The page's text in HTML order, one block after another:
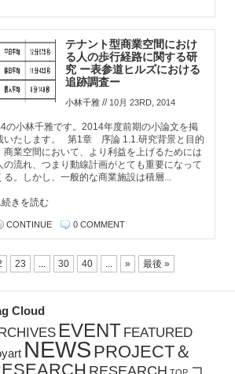
テナント型商業空間におけ
る人の歩行経路に関する研
究 ー表参道ヒルズにおける
追跡調査ー
小林千雅 // 10月 23RD, 2014
の小林千雅です。2014年度前期の小論文を掲
いたします。 第1章 序論 1.1.研究背景と目的
商業空間において、より利益を上げるためには
の流れ、つまり動線計画がとても重要になって
る。しかし、一般的な商業施設は積層...
続きを読む
CONTINUE 0 COMMENT
23 ... 30 40 ... » 最後 »
Cloud
EVENT FEATURED
NEWS PROJECT＆
RESEARCH コ